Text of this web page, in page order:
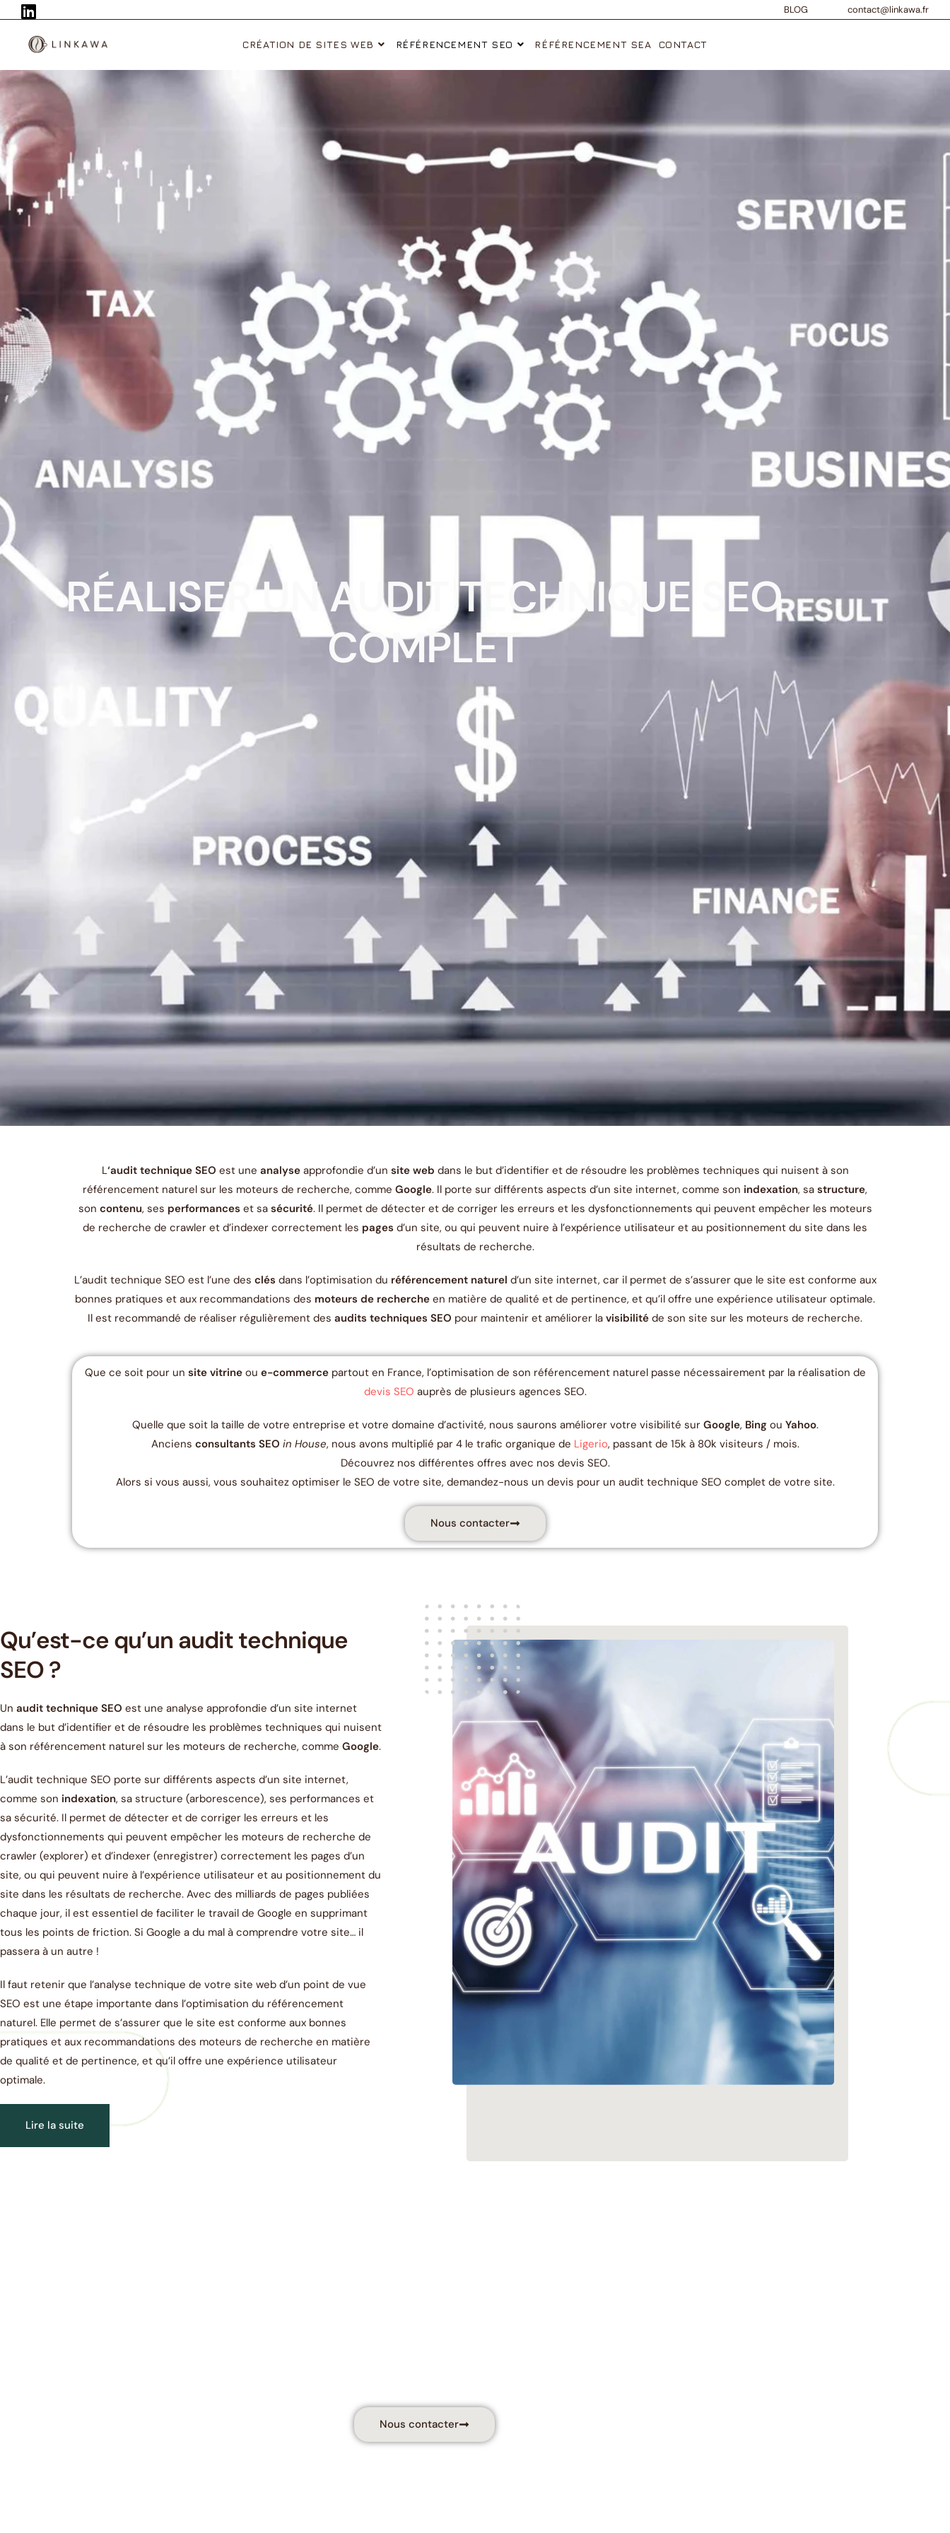
BLOG contact@linkawa.fr
CRÉATION DE SITES WEB RÉFÉRENCEMENT SEO RÉFÉRENCEMENT SEA CONTACT
RÉALISER UN AUDIT TECHNIQUE SEO
COMPLET
L‘audit technique SEO est une analyseapprofondie d’un site web dans le but d’identifier et de résoudre les problèmes techniques qui nuisent à son
référencement naturel sur les moteurs de recherche, comme Google. Il porte sur différents aspects d’un site internet, comme son indexation, sa structure,
son contenu, ses performances et sa sécurité. Il permet de détecter et de corriger les erreurs et les dysfonctionnements qui peuvent empêcher les moteurs
de recherche de crawler et d’indexer correctement les pages d’un site, ou qui peuvent nuire à l’expérience utilisateur et au positionnement du site dans les
résultats de recherche.
L’audit technique SEO est l’une des clés dans l’optimisation du référencement naturel d’un site internet, car il permet de s’assurer que le site est conforme aux
bonnes pratiques et aux recommandations des moteurs de recherche en matière de qualité et de pertinence, et qu’il offre une expérience utilisateur optimale.
Il est recommandé de réaliser régulièrement des audits techniques SEO pour maintenir et améliorer la visibilité de son site sur les moteurs de recherche.
Que ce soit pour un site vitrineou e-commerce partout en France, l’optimisation de son référencement naturel passe nécessairement par la réalisation de
devis SEO auprès de plusieurs agences SEO.
Quelle que soit la taille de votre entreprise et votre domaine d’activité, nous saurons améliorer votre visibilité sur Google, Bingou Yahoo.
Anciens consultants SEO in House, nous avons multiplié par 4 le trafic organique de Ligerio, passant de 15k à 80k visiteurs / mois.
Découvrez nos différentes offres avec nos devis SEO.
Alors si vous aussi, vous souhaitez optimiser le SEO de votre site, demandez-nous un devis pour un audit technique SEO complet de votre site.
Nous contacter
Qu’est-ce qu’un audit technique
SEO ?
Un audit technique SEO est une analyse approfondie d’un site internet
dans le but d’identifier et de résoudre les problèmes techniques qui nuisent
à son référencement naturel sur les moteurs de recherche, comme Google.
L’audit technique SEO porte sur différents aspects d’un site internet,
comme son indexation, sa structure (arborescence), ses performances et
sa sécurité. Il permet de détecter et de corriger les erreurs et les
dysfonctionnements qui peuvent empêcher les moteurs de recherche de
crawler (explorer) et d’indexer (enregistrer) correctement les pages d’un
site, ou qui peuvent nuire à l’expérience utilisateur et au positionnement du
site dans les résultats de recherche. Avec des milliards de pages publiées
chaque jour, il est essentiel de faciliter le travail de Google en supprimant
tous les points de friction. Si Google a du mal à comprendre votre site… il
passera à un autre !
Il faut retenir que l’analyse technique de votre site web d’un point de vue
SEO est une étape importante dans l’optimisation du référencement
naturel. Elle permet de s’assurer que le site est conforme aux bonnes
pratiques et aux recommandations des moteurs de recherche en matière
de qualité et de pertinence, et qu’il offre une expérience utilisateur
optimale.
Lire la suite
Nous contacter